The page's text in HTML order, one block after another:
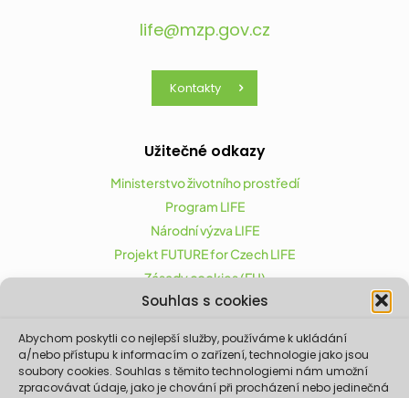
Souhlas s cookies
Abychom poskytli co nejlepší služby, používáme k ukládání
a/nebo přístupu k informacím o zařízení, technologie jako jsou
soubory cookies. Souhlas s těmito technologiemi nám umožní
zpracovávat údaje, jako je chování při procházení nebo jedinečná
life@mzp.gov.cz
Kontakty
Užitečné odkazy
Ministerstvo životního prostředí
Program LIFE
Národní výzva LIFE
Projekt FUTURE for Czech LIFE
Zásady cookies (EU)
Projekt FUTURE for Czech LIFE (LIFE21-CAP-CZ-LIFE
FOR CZECHIA) byl podpořen z finančního nástroje
Evropské unie LIFE.